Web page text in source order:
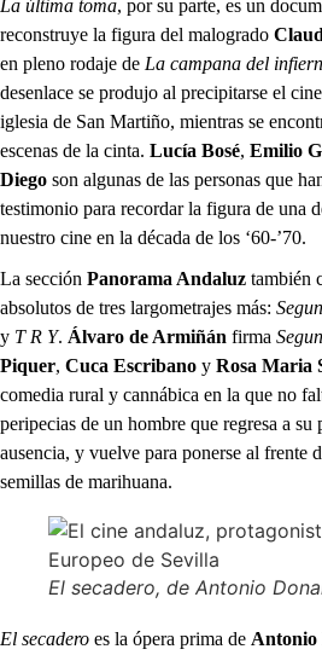
La última toma, por su parte, es un
reconstruye la figura del malogrado
en pleno rodaje de La campana del
desenlace se produjo al precipitarse el
iglesia de San Martiño, mientras se
escenas de la cinta. Lucía Bosé, Emilio
Diego son algunas de las personas que
testimonio para recordar la figura de una
nuestro cine en la década de los ‘60-’70.
La sección Panorama Andaluz también
absolutos de tres largometrajes más:
y T R Y. Álvaro de Armiñán firma
Piquer, Cuca Escribano y Rosa Maria
comedia rural y cannábica en la que no
peripecias de un hombre que regresa a su
ausencia, y vuelve para ponerse al frente
semillas de marihuana.
El secadero, de Antonio
El secadero es la ópera prima de Antonio